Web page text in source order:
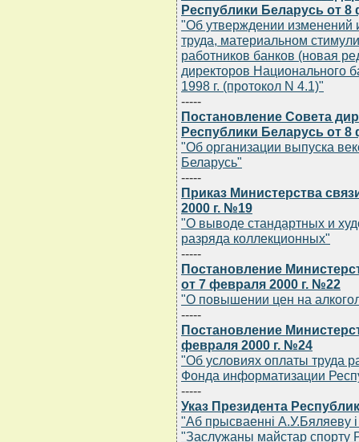
Республики Беларусь от 8
"Об утверждении изменений
труда, материальном
работников банков (новая
директоров Национального
1998 г. (протокол N 4.1)"
-----
Постановление Совета
Республики Беларусь от 8
"Об организации выпуска
Беларусь"
-----
Приказ Министерства
2000 г. №19
"О выводе стандартных и
разряда коллекционных"
-----
Постановление
от 7 февраля 2000 г. №22
"О повышении цен на
-----
Постановление
февраля 2000 г. №24
"Об условиях оплаты труда
Фонда информатизации
-----
Указ Президента
"Аб прысваеннi А.У.Бяляеву
"Заслужаны майстар спорту